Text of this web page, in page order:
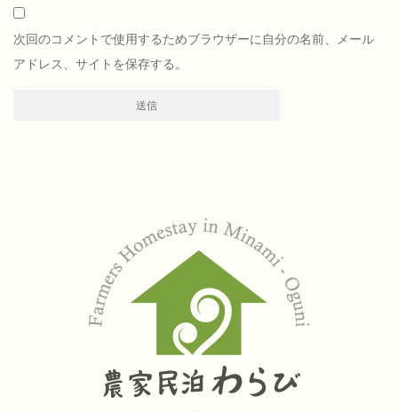
次回のコメントで使用するためブラウザーに自分の名前、メール
アドレス、サイトを保存する。